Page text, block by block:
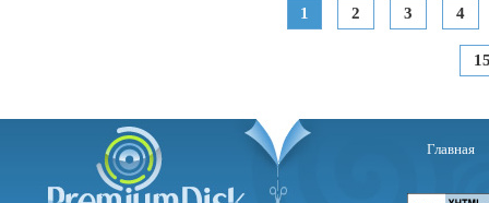
1 2 3 4
Главная